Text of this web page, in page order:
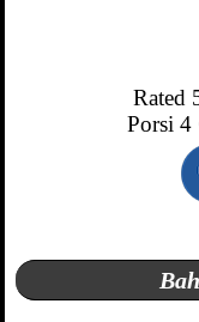
Rated
Porsi 4